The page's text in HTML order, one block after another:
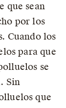
que sean
por los
Cuando los
para que
se
Sin
que